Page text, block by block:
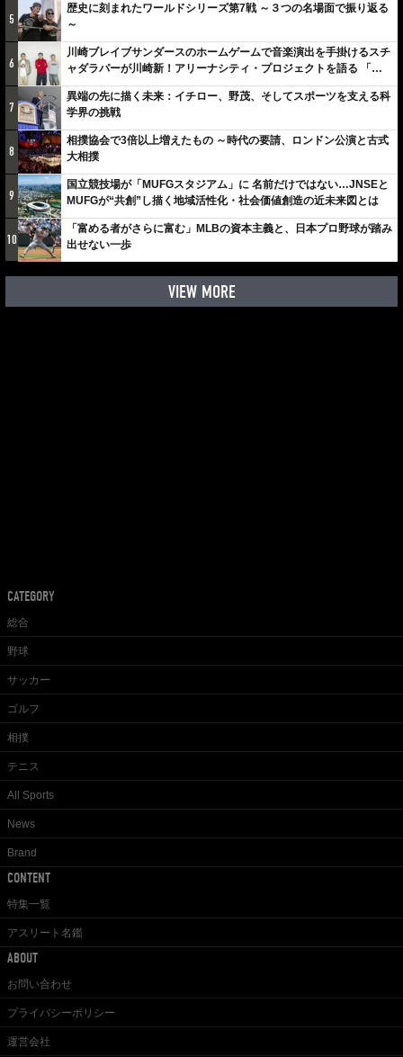
5
歴史に刻まれたワールドシリーズ第7戦 ～３つの名場面で振り返る
～
6
川崎ブレイブサンダースのホームゲームで音楽演出を手掛けるスチ
ャダラパーが川崎新！アリーナシティ・プロジェクトを語る 「楽
しみでしかないでしょ。川崎は、ずっと成長曲線だから」
7
異端の先に描く未来：イチロー、野茂、そしてスポーツを支える科
学界の挑戦
8
相撲協会で3倍以上増えたもの ～時代の要請、ロンドン公演と古式
大相撲
9
国立競技場が「MUFGスタジアム」に 名前だけではない…JNSEと
MUFGが“共創”し描く地域活性化・社会価値創造の近未来図とは
10
「富める者がさらに富む」MLBの資本主義と、日本プロ野球が踏み
出せない一歩
VIEW MORE
CATEGORY
総合
野球
サッカー
ゴルフ
相撲
テニス
All Sports
News
Brand
CONTENT
特集一覧
アスリート名鑑
ABOUT
お問い合わせ
プライバシーポリシー
運営会社